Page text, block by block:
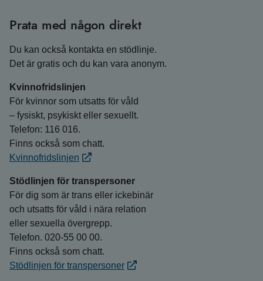
Prata med någon direkt
Du kan också kontakta en stödlinje.
Det är gratis och du kan vara anonym.
Kvinnofridslinjen
För kvinnor som utsatts för våld
– fysiskt, psykiskt eller sexuellt.
Telefon: 116 016.
Finns också som chatt.
Kvinnofridslinjen
Stödlinjen för transpersoner
För dig som är trans eller ickebinär
och utsatts för våld i nära relation
eller sexuella övergrepp.
Telefon. 020-55 00 00.
Finns också som chatt.
Stödlinjen för transpersoner